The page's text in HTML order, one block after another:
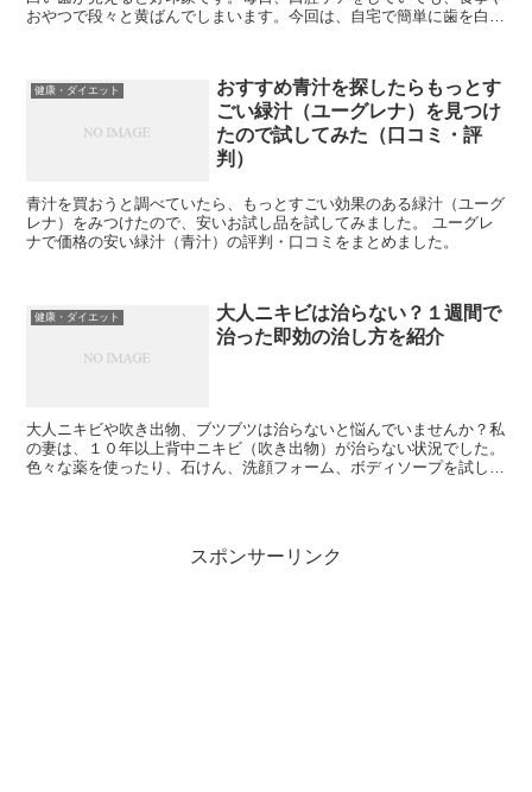
おやつで段々と黄ばんでしまいます。今回は、自宅で簡単に歯を白く
健康・ダイエット
おすすめ青汁を探したらもっとす
ごい緑汁（ユーグレナ）を見つけ
たので試してみた（口コミ・評
判）
青汁を買おうと調べていたら、もっとすごい効果のある緑汁（ユーグ
レナ）をみつけたので、安いお試し品を試してみました。 ユーグレ
ナで価格の安い緑汁（青汁）の評判・口コミをまとめました。
健康・ダイエット
大人ニキビは治らない？１週間で
治った即効の治し方を紹介
大人ニキビや吹き出物、ブツブツは治らないと悩んでいませんか？私
の妻は、１０年以上背中ニキビ（吹き出物）が治らない状況でした。
色々な薬を使ったり、石けん、洗顔フォーム、ボディソープを試して
スポンサーリンク